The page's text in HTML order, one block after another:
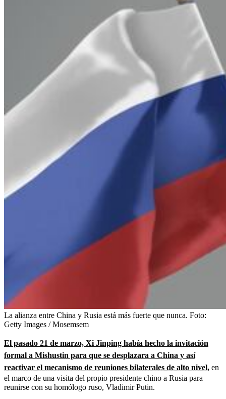
La alianza entre China y Rusia está más fuerte que nunca. Foto:
Getty Images / Mosemsem
El pasado 21 de marzo, Xi Jinping había hecho la invitación
formal a Mishustin para que se desplazara a China y así
reactivar el mecanismo de reuniones bilaterales de alto nivel, en
el marco de una visita del propio presidente chino a Rusia para
reunirse con su homólogo ruso, Vladimir Putin.